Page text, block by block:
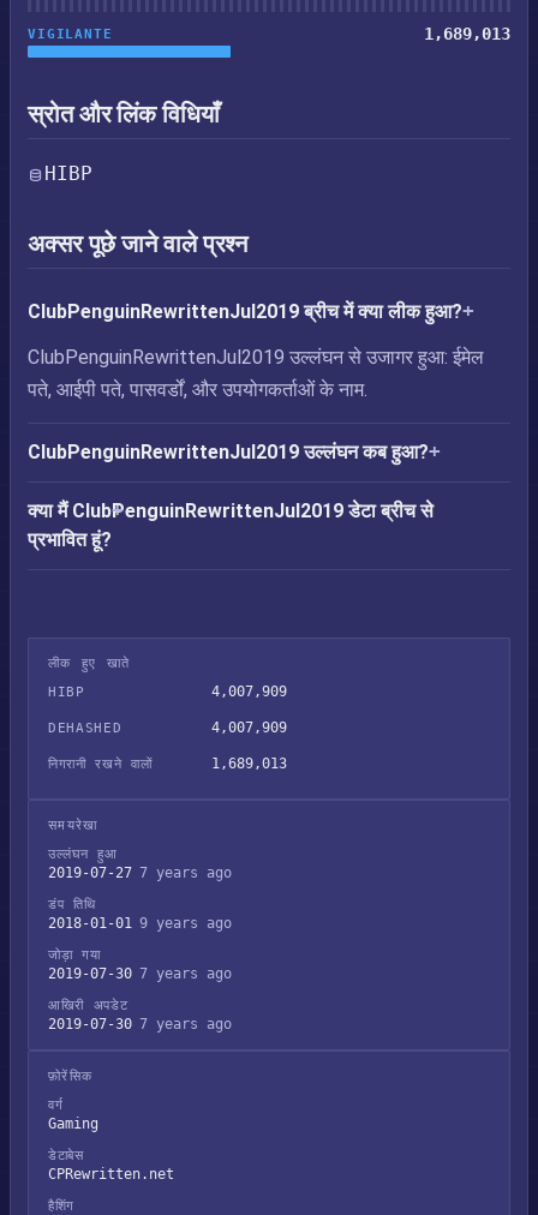
VIGILANTE 1,689,013
स्रोत और लिंक विधियाँ
HIBP
अक्सर पूछे जाने वाले प्रश्न
ClubPenguinRewrittenJul2019 ब्रीच में क्या लीक हुआ?
ClubPenguinRewrittenJul2019 उल्लंघन से उजागर हुआ: ईमेल
पते, आईपी पते, पासवर्डों, और उपयोगकर्ताओं के नाम.
ClubPenguinRewrittenJul2019 उल्लंघन कब हुआ?
क्या मैं ClubPenguinRewrittenJul2019 डेटा ब्रीच से
प्रभावित हूं?
लीक हुए खाते
HIBP
4,007,909
DEHASHED 4,007,909
निगरानी रखने वालों 1,689,013
समयरेखा
उल्लंघन हुआ
2019-07-27 7 years ago
डंप तिथि
2018-01-01 9 years ago
जोड़ा गया
2019-07-30 7 years ago
आखिरी अपडेट
2019-07-30 7 years ago
फ़ोरेंसिक
वर्ग
Gaming
डेटाबेस
CPRewritten.net
हैशिंग